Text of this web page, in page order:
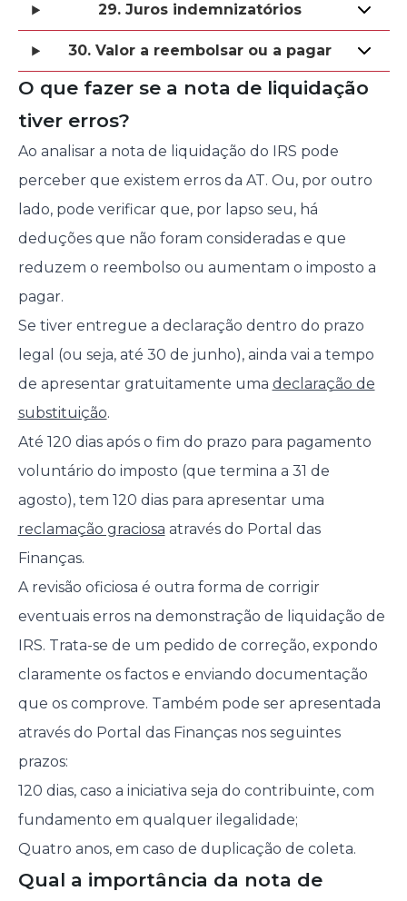
29. Juros indemnizatórios
30. Valor a reembolsar ou a pagar
O que fazer se a nota de liquidação
tiver erros?
Ao analisar a nota de liquidação do IRS pode
perceber que existem erros da AT. Ou, por outro
lado, pode verificar que, por lapso seu, há
deduções que não foram consideradas e que
reduzem o reembolso ou aumentam o imposto a
pagar.
Se tiver entregue a declaração dentro do prazo
legal (ou seja, até 30 de junho), ainda vai a tempo
de apresentar gratuitamente uma declaração de
substituição.
Até 120 dias após o fim do prazo para pagamento
voluntário do imposto (que termina a 31 de
agosto), tem 120 dias para apresentar uma
reclamação graciosa através do Portal das
Finanças.
A revisão oficiosa é outra forma de corrigir
eventuais erros na demonstração de liquidação de
IRS. Trata-se de um pedido de correção, expondo
claramente os factos e enviando documentação
que os comprove. Também pode ser apresentada
através do Portal das Finanças nos seguintes
prazos:
120 dias, caso a iniciativa seja do contribuinte, com
fundamento em qualquer ilegalidade;
Quatro anos, em caso de duplicação de coleta.
Qual a importância da nota de